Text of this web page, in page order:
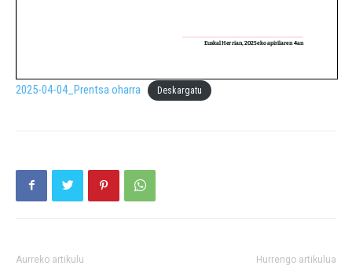
2025-04-04_Prentsa oharra Deskargatu
Aurreko artikulu Hurrengo artikulua